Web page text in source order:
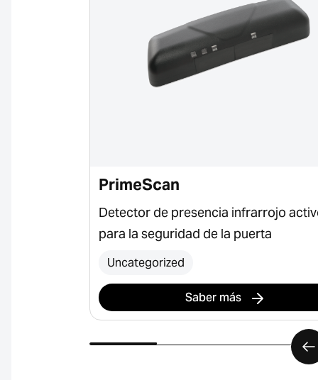
PrimeScan
Detector de presencia infrarrojo
para la seguridad de la puerta
Uncategorized
Saber más